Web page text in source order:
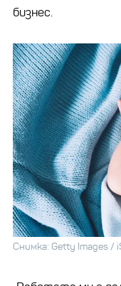
бизнес.
Снимка: Getty Images /